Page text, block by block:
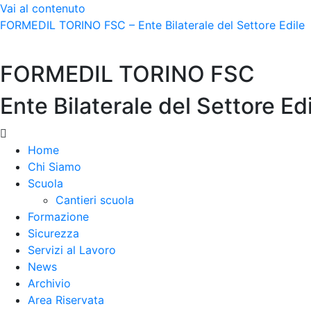
Vai al contenuto
FORMEDIL TORINO FSC – Ente Bilaterale del Settore Edile
FORMEDIL TORINO FSC
Ente Bilaterale del Settore
Menu
Home
Chi Siamo
Scuola
Cantieri scuola
Formazione
Sicurezza
Servizi al Lavoro
News
Archivio
Area Riservata